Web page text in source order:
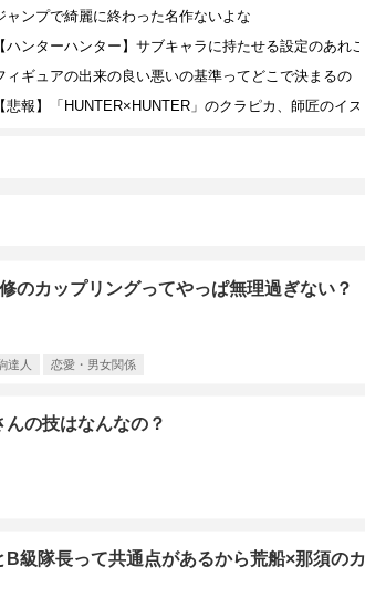
のカップリングってやっぱ無理過ぎない？
達人 恋愛・男女関係
んの技はなんなの？
B級隊長って共通点があるから荒船×那須のカ